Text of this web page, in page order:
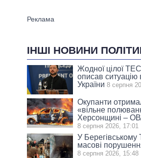
ІНШІ НОВИНИ
Жодної цілої
описав ситуацію
України 8 серпня
Окупанти
«вільне
Херсонщині –
8 серпня 2026, 17:01
У
масові
8 серпня 2026, 15:48